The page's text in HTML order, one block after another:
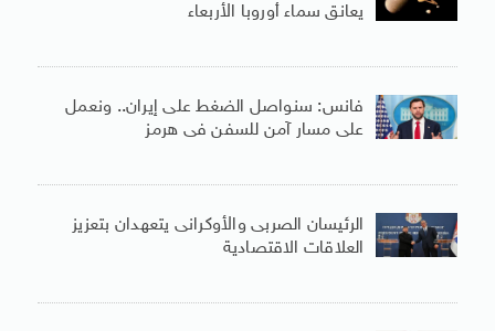
يعانق سماء أوروبا الأربعاء
فانس: سنواصل الضغط على إيران.. ونعمل
على مسار آمن للسفن فى هرمز
الرئيسان الصربى والأوكرانى يتعهدان بتعزيز
العلاقات الاقتصادية